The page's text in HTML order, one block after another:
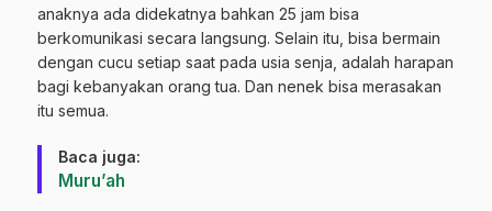
anaknya ada didekatnya bahkan 25 jam bisa
berkomunikasi secara langsung. Selain itu, bisa bermain
dengan cucu setiap saat pada usia senja, adalah harapan
bagi kebanyakan orang tua. Dan nenek bisa merasakan
itu semua.
Baca juga:
Muru’ah